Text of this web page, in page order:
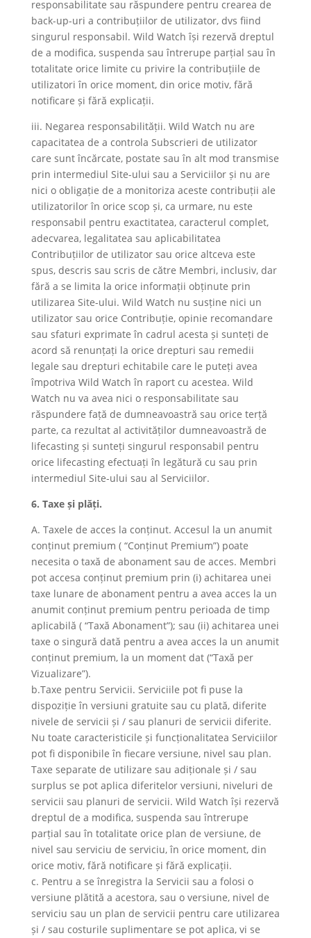
responsabilitate sau răspundere pentru crearea de
back-up-uri a contribuțiilor de utilizator, dvs fiind
singurul responsabil. Wild Watch își rezervă dreptul
de a modifica, suspenda sau întrerupe parțial sau în
totalitate orice limite cu privire la contribuțiile de
utilizatori în orice moment, din orice motiv, fără
notificare și fără explicații.
iii. Negarea responsabilității. Wild Watch nu are
capacitatea de a controla Subscrieri de utilizator
care sunt încărcate, postate sau în alt mod transmise
prin intermediul Site-ului sau a Serviciilor și nu are
nici o obligație de a monitoriza aceste contribuții ale
utilizatorilor în orice scop și, ca urmare, nu este
responsabil pentru exactitatea, caracterul complet,
adecvarea, legalitatea sau aplicabilitatea
Contribuțiilor de utilizator sau orice altceva este
spus, descris sau scris de către Membri, inclusiv, dar
fără a se limita la orice informații obținute prin
utilizarea Site-ului. Wild Watch nu susține nici un
utilizator sau orice Contribuție, opinie recomandare
sau sfaturi exprimate în cadrul acesta și sunteți de
acord să renunțați la orice drepturi sau remedii
legale sau drepturi echitabile care le puteți avea
împotriva Wild Watch în raport cu acestea. Wild
Watch nu va avea nici o responsabilitate sau
răspundere față de dumneavoastră sau orice terță
parte, ca rezultat al activităților dumneavoastră de
lifecasting și sunteți singurul responsabil pentru
orice lifecasting efectuați în legătură cu sau prin
intermediul Site-ului sau al Serviciilor.
6. Taxe și plăți.
A. Taxele de acces la conținut. Accesul la un anumit
conținut premium ( “Conținut Premium”) poate
necesita o taxă de abonament sau de acces. Membri
pot accesa conținut premium prin (i) achitarea unei
taxe lunare de abonament pentru a avea acces la un
anumit conținut premium pentru perioada de timp
aplicabilă ( “Taxă Abonament”); sau (ii) achitarea unei
taxe o singură dată pentru a avea acces la un anumit
conținut premium, la un moment dat (“Taxă per
Vizualizare”).
b.Taxe pentru Servicii. Serviciile pot fi puse la
dispoziție în versiuni gratuite sau cu plată, diferite
nivele de servicii și / sau planuri de servicii diferite.
Nu toate caracteristicile și funcționalitatea Serviciilor
pot fi disponibile în fiecare versiune, nivel sau plan.
Taxe separate de utilizare sau adiționale și / sau
surplus se pot aplica diferitelor versiuni, niveluri de
servicii sau planuri de servicii. Wild Watch își rezervă
dreptul de a modifica, suspenda sau întrerupe
parțial sau în totalitate orice plan de versiune, de
nivel sau serviciu de serviciu, în orice moment, din
orice motiv, fără notificare și fără explicații.
c. Pentru a se înregistra la Servicii sau a folosi o
versiune plătită a acestora, sau o versiune, nivel de
serviciu sau un plan de servicii pentru care utilizarea
și / sau costurile suplimentare se pot aplica, vi se